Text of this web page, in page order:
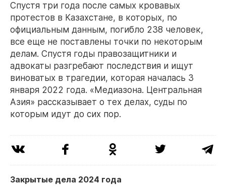
Спустя три года после самых кровавых
протестов в Казахстане, в которых, по
официальным данным, погибло 238 человек,
все еще не поставлены точки по некоторым
делам. Спустя годы правозащитники и
адвокаты разгребают последствия и ищут
виноватых в трагедии, которая началась 3
января 2022 года. «Медиазона. Центральная
Азия» рассказывает о тех делах, суды по
которым идут до сих пор.
Закрытые дела 2024 года